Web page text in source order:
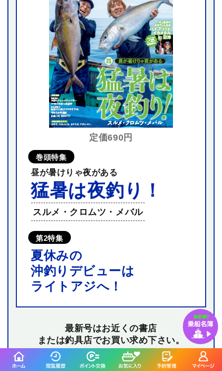
定価690円
巻頭特集
昼が暑けりゃ夜がある
猛暑は夜釣り！
スルメ・クロムツ・メバル
第2特集
夏休みの
沖釣りデビューは
ライトアジへ！
最新号はお近くの書店
または釣具店でお買い求め下さい。